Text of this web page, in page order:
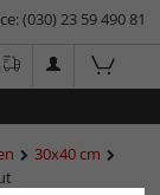
(030) 23 59 490 81
30x40 cm